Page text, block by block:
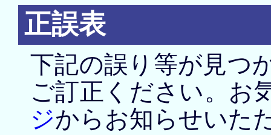
正誤表
下記の誤り等が見つ
ご訂正ください。お
ジからお知らせいた